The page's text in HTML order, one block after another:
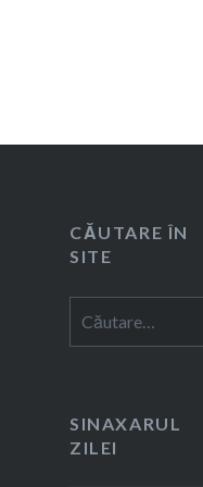
CĂUTARE ÎN
SITE
după:
SINAXARUL
ZILEI